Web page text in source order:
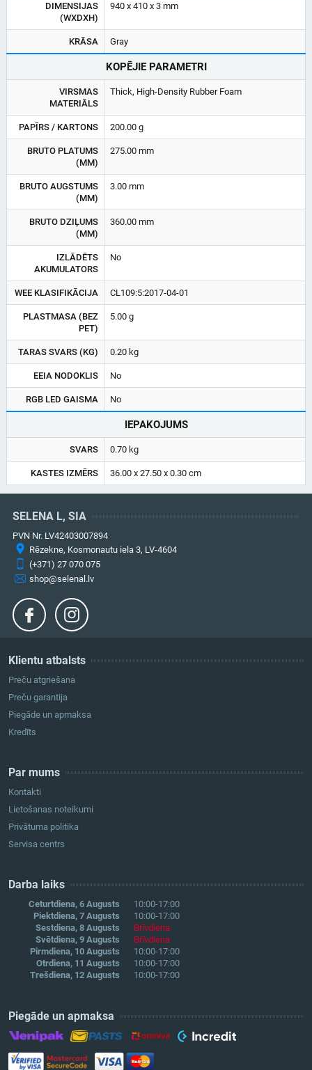
DIMENSIJAS
(WXDXH)
940 x 410 x 3 mm
KRĀSA Gray
KOPĒJIE PARAMETRI
VIRSMAS
MATERIĀLS
Thick, High-Density Rubber Foam
PAPĪRS / KARTONS 200.00 g
BRUTO PLATUMS
(MM)
275.00 mm
BRUTO AUGSTUMS
(MM)
3.00 mm
BRUTO DZIĻUMS
(MM)
360.00 mm
IZLĀDĒTS
AKUMULATORS
No
WEE KLASIFIKĀCIJA CL109:5:2017-04-01
PLASTMASA (BEZ
PET)
5.00 g
TARAS SVARS (KG) 0.20 kg
EEIA NODOKLIS No
RGB LED GAISMA No
IEPAKOJUMS
SVARS 0.70 kg
KASTES IZMĒRS 36.00 x 27.50 x 0.30 cm
Klientu atbalsts
Preču atgriešana
Preču garantija
Piegāde un apmaksa
Kredīts
Par mums
Kontakti
Lietošanas noteikumi
Privātuma politika
Servisa centrs
Darba laiks
Ceturtdiena, 6 Augusts
10:00-17:00
Piektdiena, 7 Augusts
10:00-17:00
Sestdiena, 8 Augusts
Brīvdiena
Svētdiena, 9 Augusts
Brīvdiena
Pirmdiena, 10 Augusts
10:00-17:00
Otrdiena, 11 Augusts
10:00-17:00
Trešdiena, 12 Augusts
10:00-17:00
Piegāde un apmaksa
SELENA L, SIA
PVN Nr. LV42403007894
Rēzekne, Kosmonautu iela 3, LV-4604
(+371) 27 070 075
shop@selenal.lv